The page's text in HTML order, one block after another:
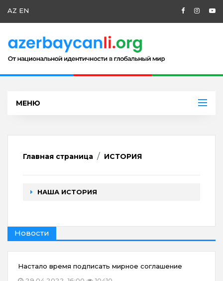
AZ EN
МЕНЮ
Главная страница ИСТОРИЯ
НАША ИСТОРИЯ
Новости
Настало время подписать мирное соглашение